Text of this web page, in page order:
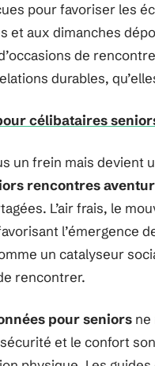
pour favoriser les
et aux dimanches
de
durables,
célibataires
un frein mais devient
rencontres
L’air frais, le
l’émergence
un catalyseur
rencontrer.
pour seniors ne
et le confort